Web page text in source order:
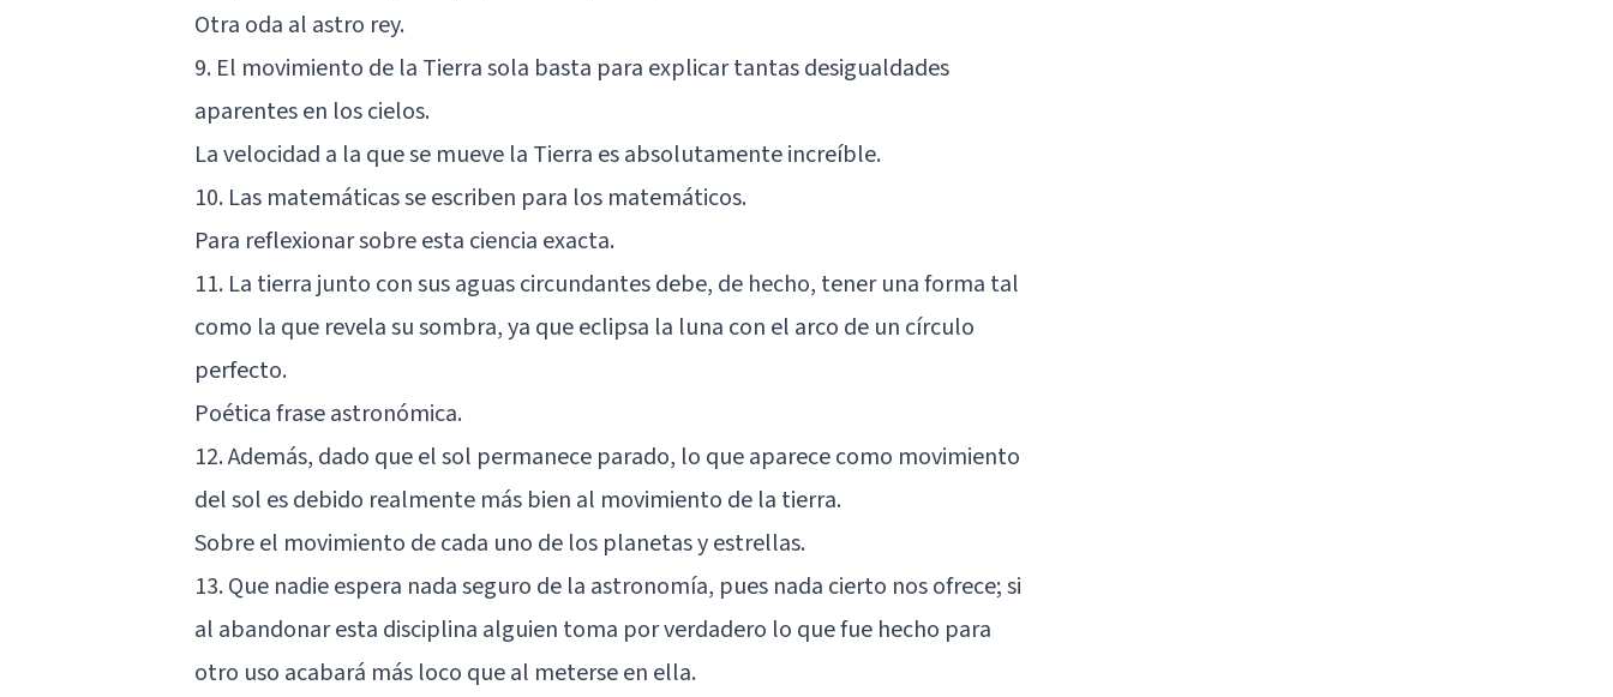
Otra oda al astro rey.
9. El movimiento de la Tierra sola basta para explicar tantas desigualdades
aparentes en los cielos.
La velocidad a la que se mueve la Tierra es absolutamente increíble.
10. Las matemáticas se escriben para los matemáticos.
Para reflexionar sobre esta ciencia exacta.
11. La tierra junto con sus aguas circundantes debe, de hecho, tener una forma tal
como la que revela su sombra, ya que eclipsa la luna con el arco de un círculo
perfecto.
Poética frase astronómica.
12. Además, dado que el sol permanece parado, lo que aparece como movimiento
del sol es debido realmente más bien al movimiento de la tierra.
Sobre el movimiento de cada uno de los planetas y estrellas.
13. Que nadie espera nada seguro de la astronomía, pues nada cierto nos ofrece; si
al abandonar esta disciplina alguien toma por verdadero lo que fue hecho para
otro uso acabará más loco que al meterse en ella.